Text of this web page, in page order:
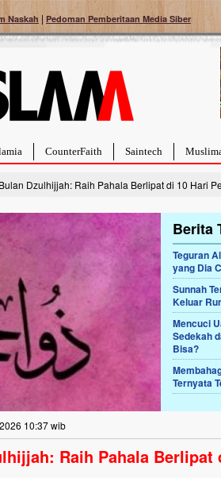
Naskah | Pedoman Pemberitaan Media Siber
CounterFaith Saintech
Dzulhijjah: Raih Pahala Berlipat di 10 Hari
Berita
Teguran
yang Dia
Sunnah
Keluar
Mencuci
Sedekah
Bisa?
Ternyata
10:37 wib
Raih Pahala Berlipat
Balita Hebat Sembuh Dari
Darah
Salsabila dipenuhi dengan
sangat berat. Meskipun baru
bulan, bayi yang imut ini harus
penyakit yang dahsyat, yaitu tumor
berukuran...
Lima
Nasib
berlumut,
hujan....